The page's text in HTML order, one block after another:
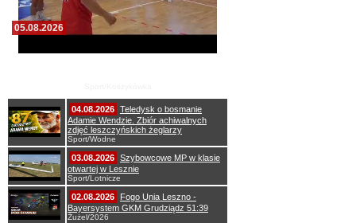
05.08.2026
04.08.2026 Teledysk o bosmanie
Adamie Wendzie. Zbiór achiwalnych
zdjęć leszczyńskich żeglarzy
Sport/Wodne
03.08.2026 Szybowcowe MP w klasie
otwartej w Lesznie
Sport/Lotnicze
02.08.2026
Fogo Unia Leszno -
Bayersystem GKM Grudziądz 51:39
Żużel/2026